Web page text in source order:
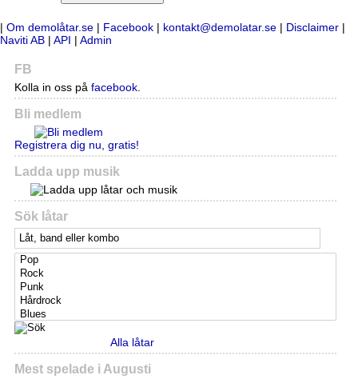
| Om demolåtar.se | Facebook | kontakt@demolatar.se | Disclaimer |
Naviti AB | API | Admin
FB
Kolla in oss på facebook.
Bli medlem
Registrera dig nu, gratis!
Ladda upp musik
Sök låtar
Alla låtar
Mest spelade i Augusti